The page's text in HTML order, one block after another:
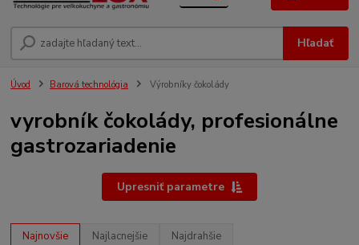
Hľadať
Úvod Barová technológia Výrobníky čokolády
vyrobník čokolády, profesionálne
gastrozariadenie
Upresniť parametre
Najnovšie Najlacnejšie Najdrahšie